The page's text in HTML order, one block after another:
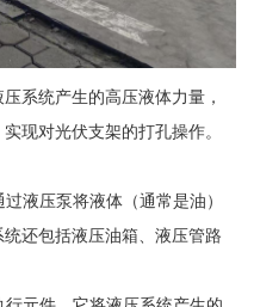
系统产生的高压液体力量，
现对光伏支架的打孔操作。
液压泵将液体（通常是油）
还包括液压油箱、液压管路